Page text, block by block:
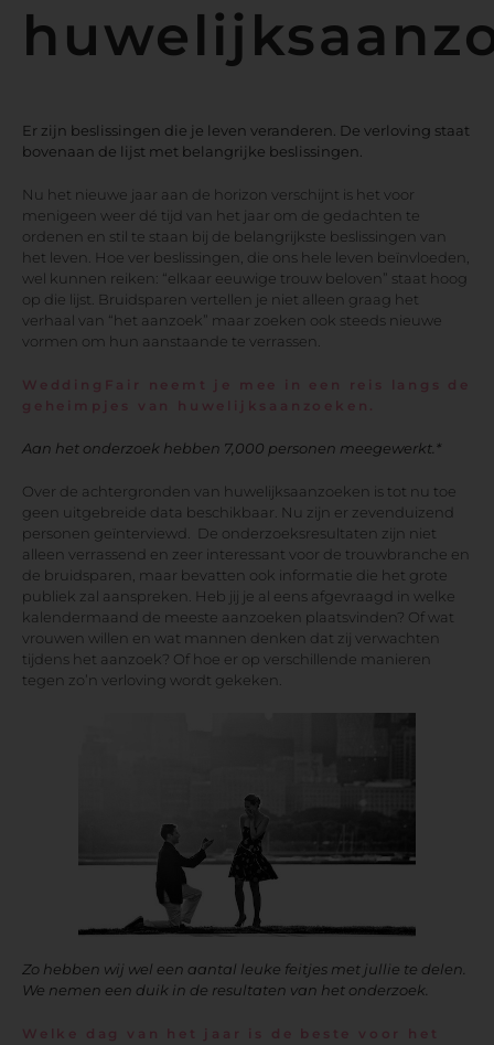
Er zijn beslissingen die je leven veranderen. De verloving staat
bovenaan de lijst met belangrijke beslissingen.
Nu het nieuwe jaar aan de horizon verschijnt is het voor
menigeen weer dé tijd van het jaar om de gedachten te
ordenen en stil te staan bij de belangrijkste beslissingen van
het leven. Hoe ver beslissingen, die ons hele leven beïnvloeden,
wel kunnen reiken: “elkaar eeuwige trouw beloven” staat hoog
op die lijst. Bruidsparen vertellen je niet alleen graag het
verhaal van “het aanzoek” maar zoeken ook steeds nieuwe
vormen om hun aanstaande te verrassen.
WeddingFair neemt je mee in een reis langs de
geheimpjes van huwelijksaanzoeken.
Aan het onderzoek hebben 7,000 personen meegewerkt.*
Over de achtergronden van huwelijksaanzoeken is tot nu toe
geen uitgebreide data beschikbaar. Nu zijn er zevenduizend
personen geïnterviewd. De onderzoeksresultaten zijn niet
alleen verrassend en zeer interessant voor de trouwbranche en
de bruidsparen, maar bevatten ook informatie die het grote
publiek zal aanspreken. Heb jij je al eens afgevraagd in welke
kalendermaand de meeste aanzoeken plaatsvinden? Of wat
vrouwen willen en wat mannen denken dat zij verwachten
tijdens het aanzoek? Of hoe er op verschillende manieren
tegen zo’n verloving wordt gekeken.
Zo hebben wij wel een aantal leuke feitjes met jullie te delen.
We nemen een duik in de resultaten van het onderzoek.
Welke dag van het jaar is de beste voor het